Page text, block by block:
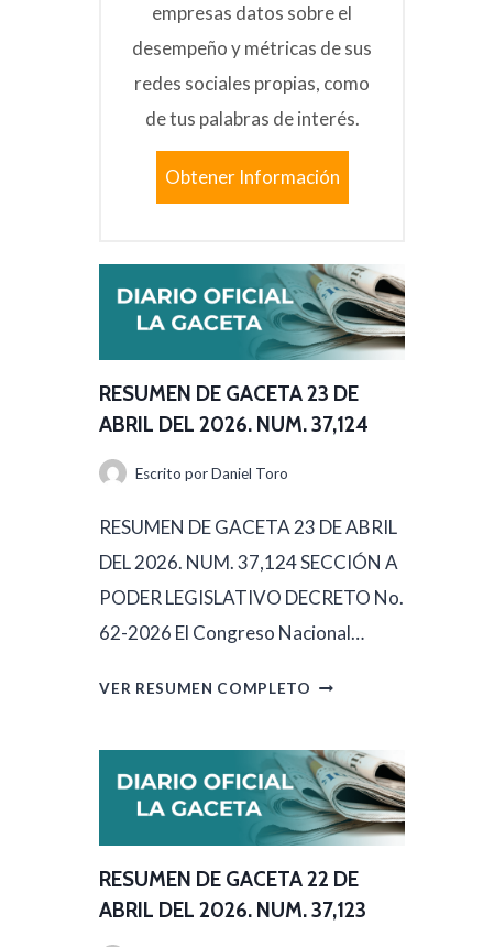
empresas datos sobre el
desempeño y métricas de sus
redes sociales propias, como
de tus palabras de interés.
Obtener Información
RESUMEN DE GACETA 23 DE
ABRIL DEL 2026. NUM. 37,124
Escrito por Daniel Toro
RESUMEN DE GACETA 23 DE ABRIL
DEL 2026. NUM. 37,124 SECCIÓN A
PODER LEGISLATIVO DECRETO No.
62-2026 El Congreso Nacional…
VER RESUMEN COMPLETO R
S
U
M
RESUMEN DE GACETA 22 DE
ABRIL DEL 2026. NUM. 37,123